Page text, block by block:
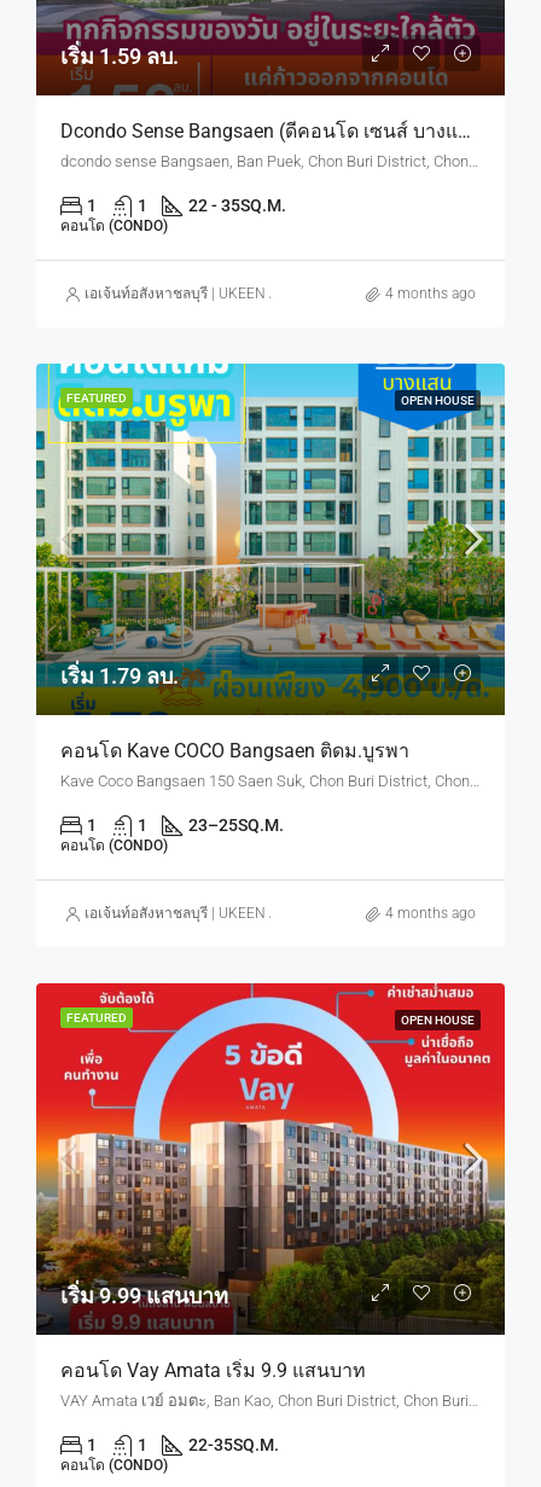
เริ่ม 1.59 ลบ.
Dcondo Sense Bangsaen (ดีคอนโด เซนส์ บางแสน) ทำเลใกล้ ม.บูรพา
dcondo sense Bangsaen, Ban Puek, Chon Buri District, Chon Buri, Thailand
1 1 22 - 35SQ.M.
คอนโด (CONDO)
เอเจ้นท์อสังหาชลบุรี | UKEEN ASSET CO., LTD. 4 months ago
FEATURED OPEN HOUSE
เริ่ม 1.79 ลบ.
คอนโด Kave COCO Bangsaen ติดม.บูรพา
Kave Coco Bangsaen 150 Saen Suk, Chon Buri District, Chon Buri, Thailand
1 1 23–25SQ.M.
คอนโด (CONDO)
เอเจ้นท์อสังหาชลบุรี | UKEEN ASSET CO., LTD. 4 months ago
FEATURED OPEN HOUSE
เริ่ม 9.99 แสนบาท
คอนโด Vay Amata เริ่ม 9.9 แสนบาท
VAY Amata เวย์ อมตะ, Ban Kao, Chon Buri District, Chon Buri, Thailand
1 1 22-35SQ.M.
คอนโด (CONDO)